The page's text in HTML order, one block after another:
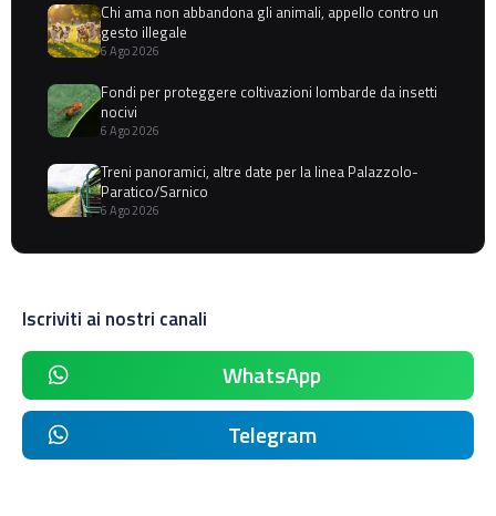
Chi ama non abbandona gli animali, appello contro un
gesto illegale
6 Ago 2026
Fondi per proteggere coltivazioni lombarde da insetti
nocivi
6 Ago 2026
Treni panoramici, altre date per la linea Palazzolo-
Paratico/Sarnico
6 Ago 2026
Iscriviti ai nostri canali
WhatsApp
Telegram